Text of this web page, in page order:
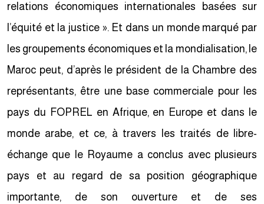
relations économiques internationales basées sur
l’équité et la justice ». Et dans un monde marqué par
les groupements économiques et la mondialisation, le
Maroc peut, d’après le président de la Chambre des
représentants, être une base commerciale pour les
pays du FOPREL en Afrique, en Europe et dans le
monde arabe, et ce, à travers les traités de libre-
échange que le Royaume a conclus avec plusieurs
pays et au regard de sa position géographique
importante, de son ouverture et de ses